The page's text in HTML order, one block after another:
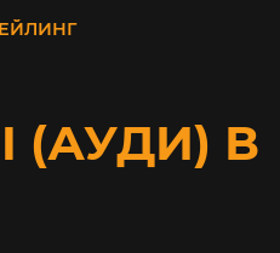
(АУДИ) В